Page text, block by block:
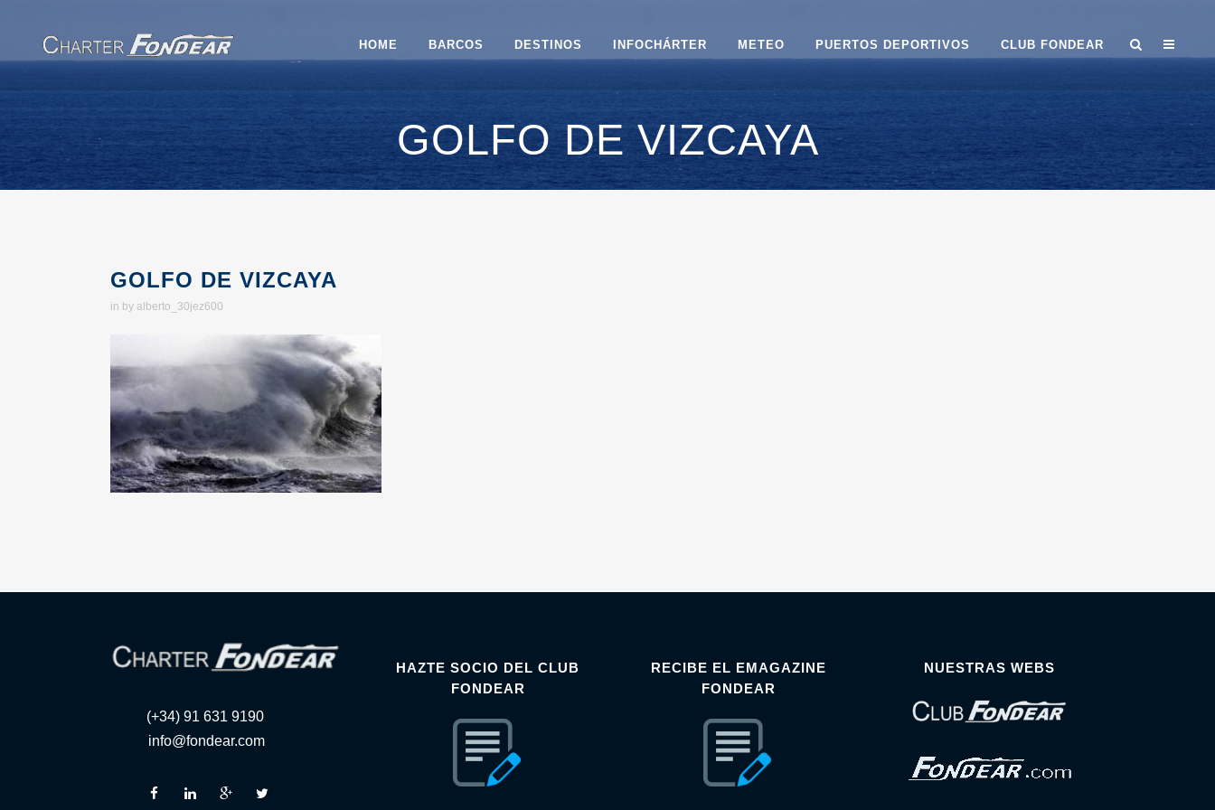
HOME BARCOS DESTINOS INFOCHÁRTER METEO PUERTOS DEPORTIVOS CLUB FONDEAR
GOLFO DE VIZCAYA
GOLFO DE VIZCAYA
in by alberto_30jez600
(+34) 91 631 9190
info@fondear.com
HAZTE SOCIO DEL CLUB
FONDEAR
RECIBE EL EMAGAZINE
FONDEAR
NUESTRAS WEBS